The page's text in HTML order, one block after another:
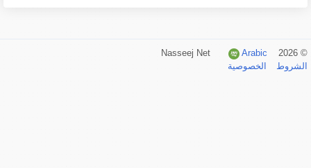
© 2026 Nasseej Net
Arabic
الشروط
الخصوصية